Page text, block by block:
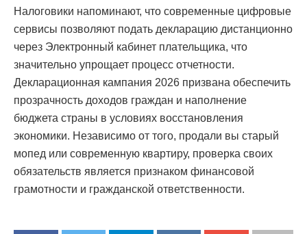
Налоговики напоминают, что современные цифровые
сервисы позволяют подать декларацию дистанционно
через Электронный кабинет плательщика, что
значительно упрощает процесс отчетности.
Декларационная кампания 2026 призвана обеспечить
прозрачность доходов граждан и наполнение
бюджета страны в условиях восстановления
экономики. Независимо от того, продали вы старый
мопед или современную квартиру, проверка своих
обязательств является признаком финансовой
грамотности и гражданской ответственности.